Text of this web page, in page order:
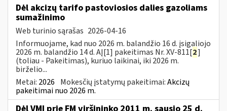
Dėl akcizų tarifo pastoviosios dalies gazoliams
sumažinimo
Web turinio sąrašas 2026-04-16
Informuojame, kad nuo 2026 m. balandžio 16 d. įsigaliojo
2026 m. balandžio 14 d. AĮ[1] pakeitimas Nr. XV-811[2]
(toliau - Pakeitimas), kuriuo laikinai, iki 2026 m.
birželio...
Metai: 2026 Mokesčių įstatymų pakeitimai:Akcizų
pakeitimai nuo 2026 m.
Dėl VMI prie FM viršininko 2011 m. sausio 25 d.